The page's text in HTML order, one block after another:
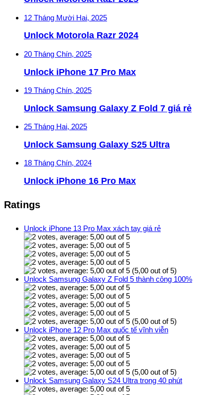
12 Tháng Mười Hai, 2025
Unlock Motorola Razr 2024
20 Tháng Chín, 2025
Unlock iPhone 17 Pro Max
19 Tháng Chín, 2025
Unlock Samsung Galaxy Z Fold 7 giá rẻ
25 Tháng Hai, 2025
Unlock Samsung Galaxy S25 Ultra
18 Tháng Chín, 2024
Unlock iPhone 16 Pro Max
Ratings
Unlock iPhone 13 Pro Max xách tay giá rẻ
(5,00 out of 5)
Unlock Samsung Galaxy Z Fold 5 thành công 100%
(5,00 out of 5)
Unlock iPhone 12 Pro Max quốc tế vĩnh viễn
(5,00 out of 5)
Unlock Samsung Galaxy S24 Ultra trong 40 phút